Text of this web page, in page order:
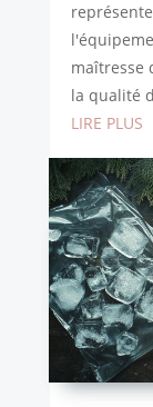
maîtresse
la qualité
LIRE PLUS